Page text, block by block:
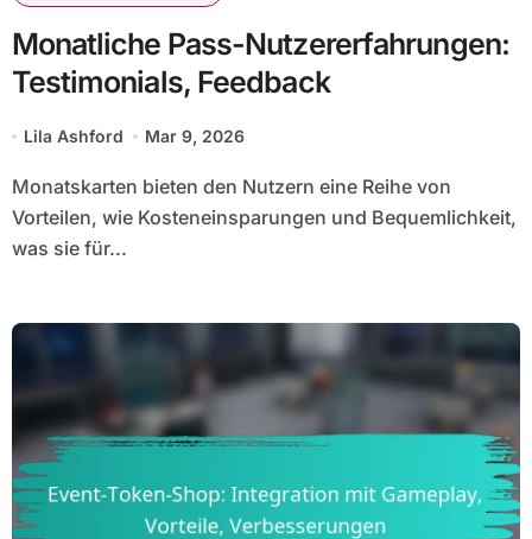
Monatliche Pass-Nutzererfahrungen:
Testimonials, Feedback
Lila Ashford Mar 9, 2026
Monatskarten bieten den Nutzern eine Reihe von
Vorteilen, wie Kosteneinsparungen und Bequemlichkeit,
was sie für...